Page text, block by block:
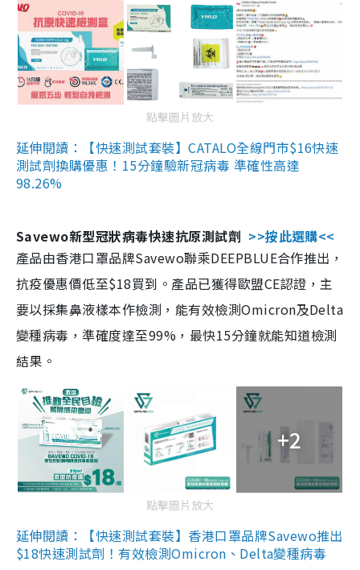
點擊圖片放大
延伸閱讀：【快速測試套裝】CATALO全線門市$16快速
測試劑換購優惠！15分鐘驗新冠病毒 準確性高達
98.26%
Savewo新型冠狀病毒快速抗原測試劑 >>按此選購<<
產品由香港口罩品牌Savewo聯乘DEEPBLUE合作推出，
抗疫優惠價低至$18買到。產品已獲得歐盟CE認證，主
要以採集鼻液樣本作檢測，能有效檢測Omicron及Delta
變種病毒，準確度達至99%，最快15分鐘就能知道檢測
結果。
+2
點擊圖片放大
延伸閱讀：【快速測試套裝】香港口罩品牌Savewo推出
$18快速測試劑！有效檢測Omicron、Delta變種病毒